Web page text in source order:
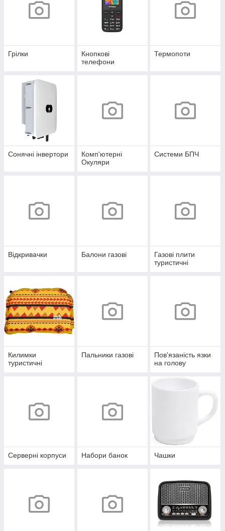
Грілки
Кнопкові
телефони
Термопоти
Сонячні інвертори
Комп'ютерні
Окуляри
Системи БПЧ
Відкривачки Балони газові
Газові плити
туристичні
Килимки
туристичні
Пальники газові
Пов'язаність язки
на голову
Серверні корпуси Набори банок Чашки